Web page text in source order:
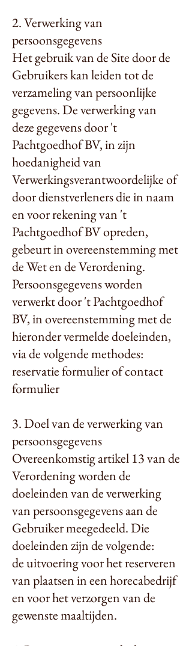
2. Verwerking van
persoonsgegevens
Het gebruik van de Site door de
Gebruikers kan leiden tot de
verzameling van persoonlijke
gegevens. De verwerking van
deze gegevens door 't
Pachtgoedhof BV, in zijn
hoedanigheid van
Verwerkingsverantwoordelijke of
door dienstverleners die in naam
en voor rekening van 't
Pachtgoedhof BV opreden,
gebeurt in overeenstemming met
de Wet en de Verordening.
Persoonsgegevens worden
verwerkt door 't Pachtgoedhof
BV, in overeenstemming met de
hieronder vermelde doeleinden,
via de volgende methodes:
reservatie formulier of contact
formulier
3. Doel van de verwerking van
persoonsgegevens
Overeenkomstig artikel 13 van de
Verordening worden de
doeleinden van de verwerking
van persoonsgegevens aan de
Gebruiker meegedeeld. Die
doeleinden zijn de volgende:
de uitvoering voor het reserveren
van plaatsen in een horecabedrijf
en voor het verzorgen van de
gewenste maaltijden.